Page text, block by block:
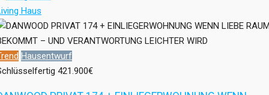
Haus
Hausentwurf
421.900€